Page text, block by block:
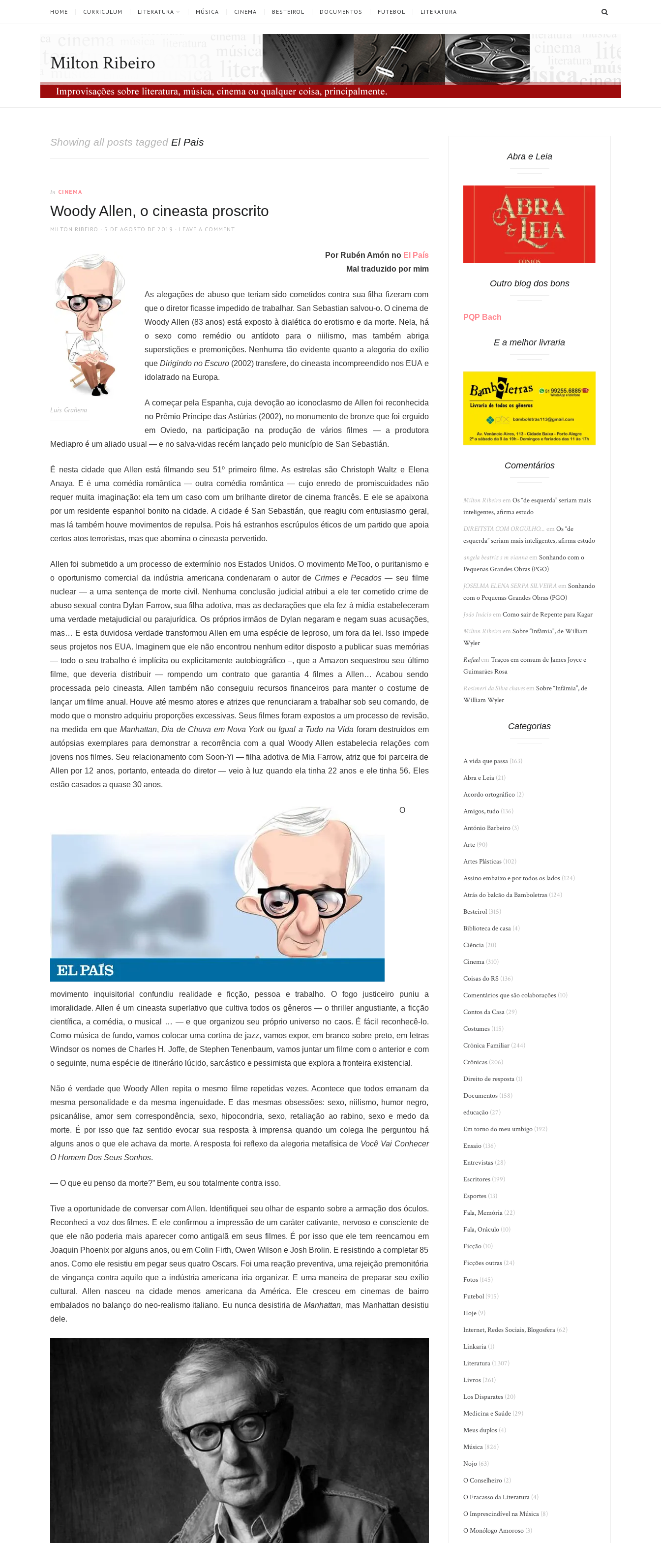
HOME CURRICULUM LITERATURA MÚSICA CINEMA BESTEIROL DOCUMENTOS FUTEBOL LITERATURA
Milton Ribeiro
Showing all posts tagged El Pais
In CINEMA
Woody Allen, o cineasta proscrito
AUTHOR
MILTON RIBEIRO
POSTED
5 DE AGOSTO DE 2019 LEAVE A COMMENT
Luis Grañena
Por Rubén Amón no El País
Mal traduzido por mim
As alegações de abuso que teriam sido cometidos contra sua filha fizeram com
que o diretor ficasse impedido de trabalhar. San Sebastian salvou-o. O cinema de
Woody Allen (83 anos) está exposto à dialética do erotismo e da morte. Nela, há
o sexo como remédio ou antídoto para o niilismo, mas também abriga
superstições e premonições. Nenhuma tão evidente quanto a alegoria do exílio
queDirigindo no Escuro (2002) transfere, do cineasta incompreendido nos EUA e
idolatrado na Europa.
A começar pela Espanha, cuja devoção ao iconoclasmo de Allen foi reconhecida
no Prêmio Príncipe das Astúrias (2002), no monumento de bronze que foi erguido
em Oviedo, na participação na produção de vários filmes — a produtora
Mediapro é um aliado usual — e no salva-vidas recém lançado pelo município de San Sebastián.
É nesta cidade que Allen está filmando seu 51º primeiro filme. As estrelas são Christoph Waltz e Elena
Anaya. E é uma comédia romântica — outra comédia romântica — cujo enredo de promiscuidades não
requer muita imaginação: ela tem um caso com um brilhante diretor de cinema francês. E ele se apaixona
por um residente espanhol bonito na cidade. A cidade é San Sebastián, que reagiu com entusiasmo geral,
mas lá também houve movimentos de repulsa. Pois há estranhos escrúpulos éticos de um partido que apoia
certos atos terroristas, mas que abomina o cineasta pervertido.
Allen foi submetido a um processo de extermínio nos Estados Unidos. O movimento MeToo, o puritanismo e
o oportunismo comercial da indústria americana condenaram o autor de Crimes e Pecados— seu filme
nuclear — a uma sentença de morte civil. Nenhuma conclusão judicial atribui a ele ter cometido crime de
abuso sexual contra Dylan Farrow, sua filha adotiva, mas as declarações que ela fez à mídia estabeleceram
uma verdade metajudicial ou parajurídica. Os próprios irmãos de Dylan negaram e negam suas acusações,
mas… E esta duvidosa verdade transformou Allen em uma espécie de leproso, um fora da lei. Isso impede
seus projetos nos EUA. Imaginem que ele não encontrou nenhum editor disposto a publicar suas memórias
— todo o seu trabalho é implícita ou explicitamente autobiográfico –, que a Amazon sequestrou seu último
filme, que deveria distribuir — rompendo um contrato que garantia 4 filmes a Allen… Acabou sendo
processada pelo cineasta. Allen também não conseguiu recursos financeiros para manter o costume de
lançar um filme anual. Houve até mesmo atores e atrizes que renunciaram a trabalhar sob seu comando, de
modo que o monstro adquiriu proporções excessivas. Seus filmes foram expostos a um processo de revisão,
na medida em que Manhattan,Dia de Chuva em Nova Yorkou Igual a Tudo na Vida foram destruídos em
autópsias exemplares para demonstrar a recorrência com a qual Woody Allen estabelecia relações com
jovens nos filmes. Seu relacionamento com Soon-Yi — filha adotiva de Mia Farrow, atriz que foi parceira de
Allen por 12 anos, portanto, enteada do diretor — veio à luz quando ela tinha 22 anos e ele tinha 56. Eles
estão casados a quase 30 anos.
O
movimento inquisitorial confundiu realidade e ficção, pessoa e trabalho. O fogo justiceiro puniu a
imoralidade. Allen é um cineasta superlativo que cultiva todos os gêneros — o thriller angustiante, a ficção
científica, a comédia, o musical … — e que organizou seu próprio universo no caos. É fácil reconhecê-lo.
Como música de fundo, vamos colocar uma cortina de jazz, vamos expor, em branco sobre preto, em letras
Windsor os nomes de Charles H. Joffe, de Stephen Tenenbaum, vamos juntar um filme com o anterior e com
o seguinte, numa espécie de itinerário lúcido, sarcástico e pessimista que explora a fronteira existencial.
Não é verdade que Woody Allen repita o mesmo filme repetidas vezes. Acontece que todos emanam da
mesma personalidade e da mesma ingenuidade. E das mesmas obsessões: sexo, niilismo, humor negro,
psicanálise, amor sem correspondência, sexo, hipocondria, sexo, retaliação ao rabino, sexo e medo da
morte. É por isso que faz sentido evocar sua resposta à imprensa quando um colega lhe perguntou há
alguns anos o que ele achava da morte. A resposta foi reflexo da alegoria metafísica de Você Vai Conhecer
O Homem Dos Seus Sonhos.
— O que eu penso da morte?” Bem, eu sou totalmente contra isso.
Tive a oportunidade de conversar com Allen. Identifiquei seu olhar de espanto sobre a armação dos óculos.
Reconheci a voz dos filmes. E ele confirmou a impressão de um caráter cativante, nervoso e consciente de
que ele não poderia mais aparecer como antigalã em seus filmes. É por isso que ele tem reencarnou em
Joaquin Phoenix por alguns anos, ou em Colin Firth, Owen Wilson e Josh Brolin. E resistindo a completar 85
anos. Como ele resistiu em pegar seus quatro Oscars. Foi uma reação preventiva, uma rejeição premonitória
de vingança contra aquilo que a indústria americana iria organizar. E uma maneira de preparar seu exílio
cultural. Allen nasceu na cidade menos americana da América. Ele cresceu em cinemas de bairro
embalados no balanço do neo-realismo italiano. Eu nunca desistiria de Manhattan, mas Manhattan desistiu
dele.
Abra e Leia
Outro blog dos bons
PQP Bach
E a melhor livraria
Comentários
Milton RibeiroemOs “de esquerda” seriam mais
inteligentes, afirma estudo
DIREITSTA COM ORGULHO... emOs “de
esquerda” seriam mais inteligentes, afirma estudo
angela beatriz s m viannaemSonhando com o
Pequenas Grandes Obras (PGO)
JOSELMA ELENA SERPA SILVEIRAemSonhando
com o Pequenas Grandes Obras (PGO)
João InácioemComo sair de Repente para Kagar
Milton RibeiroemSobre “Infâmia”, de William
Wyler
RafaelemTraços em comum de James Joyce e
Guimarães Rosa
Rosimeri da Silva chavesemSobre “Infâmia”, de
William Wyler
Categorias
A vida que passa (163)
Abra e Leia (21)
Acordo ortográfico (2)
Amigos, tudo (136)
António Barbeiro (3)
Arte (90)
Artes Plásticas (102)
Assino embaixo e por todos os lados (124)
Atrás do balcão da Bamboletras (124)
Besteirol (315)
Biblioteca de casa (4)
Ciência (20)
Cinema (310)
Coisas do RS (136)
Comentários que são colaborações (10)
Contos da Casa (29)
Costumes (115)
Crônica Familiar (244)
Crônicas (206)
Direito de resposta (1)
Documentos (158)
educação (27)
Em torno do meu umbigo (192)
Ensaio (136)
Entrevistas (28)
Escritores (199)
Esportes (13)
Fala, Memória (22)
Fala, Oráculo (10)
Ficção (10)
Ficções outras (24)
Fotos (145)
Futebol (915)
Hoje (9)
Internet, Redes Sociais, Blogosfera (62)
Linkaria (1)
Literatura (1.307)
Livros (261)
Los Disparates (20)
Medicina e Saúde (29)
Meus duplos (4)
Música (826)
Nojo (63)
O Conselheiro (2)
O Fracasso da Literatura (4)
O Imprescindível na Música (8)
O Monólogo Amoroso (3)